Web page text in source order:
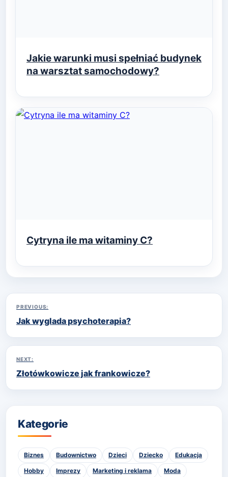
Jakie warunki musi spełniać budynek
na warsztat samochodowy?
Cytryna ile ma witaminy C?
Nawigacja
wpisu
PREVIOUS:
Jak wyglada psychoterapia?
NEXT:
Złotówkowicze jak frankowicze?
Kategorie
Biznes Budownictwo Dzieci Dziecko Edukacja
Hobby Imprezy Marketing i reklama Moda